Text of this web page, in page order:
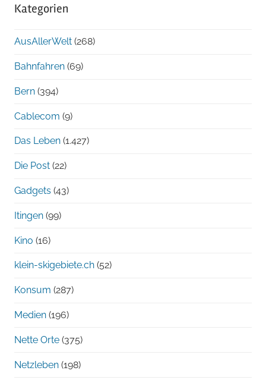
chronologisch
Kategorien
AusAllerWelt (268)
Bahnfahren (69)
Bern (394)
Cablecom (9)
Das Leben (1.427)
Die Post (22)
Gadgets (43)
Itingen (99)
Kino (16)
klein-skigebiete.ch (52)
Konsum (287)
Medien (196)
Nette Orte (375)
Netzleben (198)